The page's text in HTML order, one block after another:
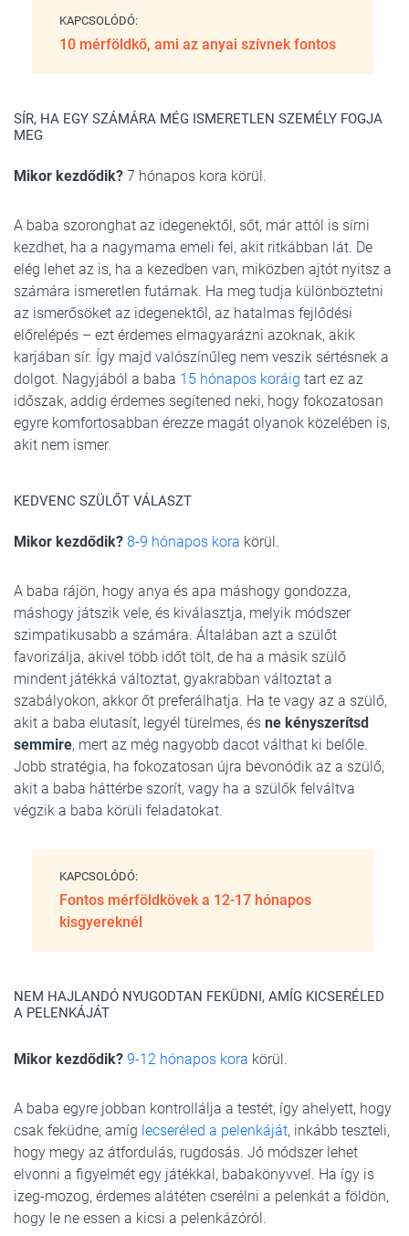
KAPCSOLÓDÓ:
10 mérföldkő, ami az anyai szívnek fontos
SÍR, HA EGY SZÁMÁRA MÉG ISMERETLEN SZEMÉLY FOGJA
MEG
Mikor kezdődik? 7 hónapos kora körül.
A baba szoronghat az idegenektől, sőt, már attól is sírni
kezdhet, ha a nagymama emeli fel, akit ritkábban lát. De
elég lehet az is, ha a kezedben van, miközben ajtót nyitsz a
számára ismeretlen futárnak. Ha meg tudja különböztetni
az ismerősöket az idegenektől, az hatalmas fejlődési
előrelépés – ezt érdemes elmagyarázni azoknak, akik
karjában sír. Így majd valószínűleg nem veszik sértésnek a
dolgot. Nagyjából a baba 15 hónapos koráig tart ez az
időszak, addig érdemes segítened neki, hogy fokozatosan
egyre komfortosabban érezze magát olyanok közelében is,
akit nem ismer.
KEDVENC SZÜLŐT VÁLASZT
Mikor kezdődik? 8-9 hónapos kora körül.
A baba rájön, hogy anya és apa máshogy gondozza,
máshogy játszik vele, és kiválasztja, melyik módszer
szimpatikusabb a számára. Általában azt a szülőt
favorizálja, akivel több időt tölt, de ha a másik szülő
mindent játékká változtat, gyakrabban változtat a
szabályokon, akkor őt preferálhatja. Ha te vagy az a szülő,
akit a baba elutasít, legyél türelmes, és ne kényszerítsd
semmire, mert az még nagyobb dacot válthat ki belőle.
Jobb stratégia, ha fokozatosan újra bevonódik az a szülő,
akit a baba háttérbe szorít, vagy ha a szülők felváltva
végzik a baba körüli feladatokat.
KAPCSOLÓDÓ:
Fontos mérföldkövek a 12-17 hónapos
kisgyereknél
NEM HAJLANDÓ NYUGODTAN FEKÜDNI, AMÍG KICSERÉLED
A PELENKÁJÁT
Mikor kezdődik? 9-12 hónapos kora körül.
A baba egyre jobban kontrollálja a testét, így ahelyett, hogy
csak feküdne, amíg lecseréled a pelenkáját, inkább teszteli,
hogy megy az átfordulás, rugdosás. Jó módszer lehet
elvonni a figyelmét egy játékkal, babakönyvvel. Ha így is
izeg-mozog, érdemes alátéten cserélni a pelenkát a földön,
hogy le ne essen a kicsi a pelenkázóról.